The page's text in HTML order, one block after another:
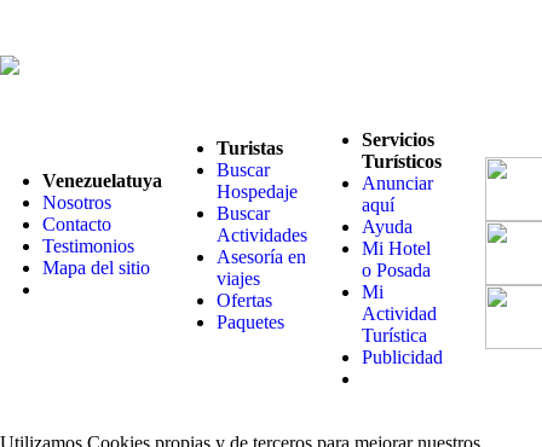
Venezuelatuya
Nosotros
Contacto
Testimonios
Mapa del sitio
Turistas
Buscar
Hospedaje
Buscar
Actividades
Asesoría en
viajes
Ofertas
Paquetes
Servicios
Turísticos
Anunciar
aquí
Ayuda
Mi Hotel
o Posada
Mi
Actividad
Turística
Publicidad
Utilizamos Cookies propias y de terceros para mejorar nuestros